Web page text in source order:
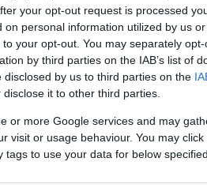
your opt-out request is processed
personal information utilized by us
your opt-out. You may separately
by third parties on the IAB’s list of
by us to third parties on the
it to other third parties.
or more Google services and may
visit or usage behaviour. You may
to use your data for below
παράσταση της
και ακόμη καλύτερο